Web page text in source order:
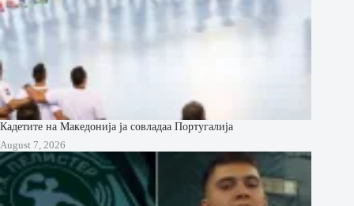
Кадетите на Македонија ја совладаа Португалија
August 7, 2026